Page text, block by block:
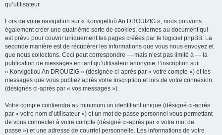
qu’utilisateur.
Lors de votre navigation sur « Korvigelloù An DROUIZIG », nous pouvons
également créer une quatrième sorte de cookies, externes au document qui
est prévu pour couvrir uniquement les pages créées par le logiciel phpBB. La
seconde manière est de récupérer les informations que vous nous envoyez et
que nous collectons. Ceci peut correspondre — mais n’est pas limité à — la
publication de messages en tant qu’utilisateur anonyme, l’inscription sur
« Korvigelloù An DROUIZIG » (désignée ci-après par « votre compte ») et les
messages que vous publiez après votre inscription et lors de votre connexion
(désignés ci-après par « vos messages »).
Votre compte contiendra au minimum un identifiant unique (désigné ci-après
par « votre nom d’utilisateur ») et un mot de passe personnel vous permettant
de vous connecter à votre compte (désigné ci-après par « votre mot de
passe ») et une adresse de courriel personnelle. Les informations de votre